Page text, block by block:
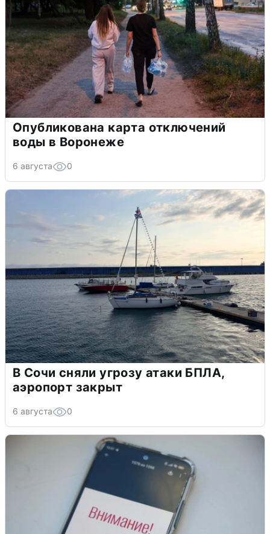
Опубликована карта отключений
воды в Воронеже
6 августа 0
В Сочи сняли угрозу атаки БПЛА,
аэропорт закрыт
6 августа 0